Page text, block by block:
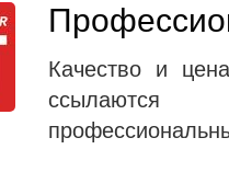
Качество и
ссылаются